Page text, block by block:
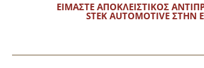
ΕΙΜΑΣΤΕ ΑΠΟΚΛΕΙΣΤΙΚΟΣ
STEK AUTOMOTIVE ΣΤΗΝ